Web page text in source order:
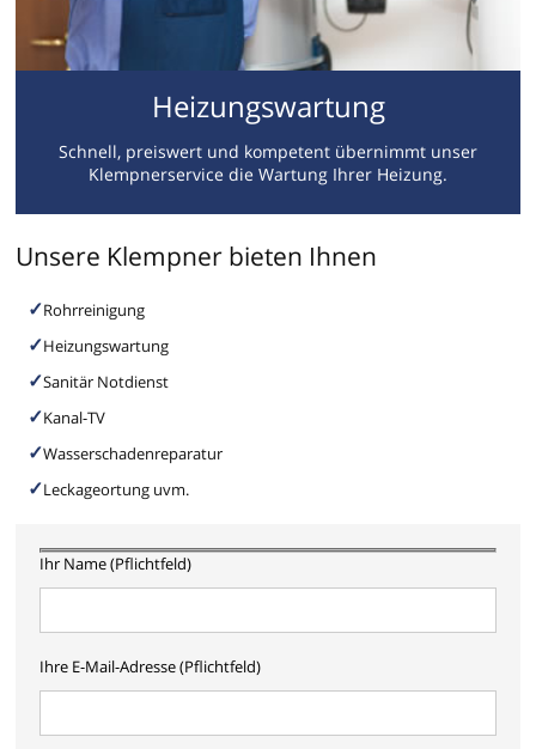
Heizungswartung
Schnell, preiswert und kompetent übernimmt unser
Klempnerservice die Wartung Ihrer Heizung.
Unsere Klempner bieten Ihnen
Rohrreinigung
Heizungswartung
Sanitär Notdienst
Kanal-TV
Wasserschadenreparatur
Leckageortung uvm.
Ihr Name (Pflichtfeld)
Ihre E-Mail-Adresse (Pflichtfeld)